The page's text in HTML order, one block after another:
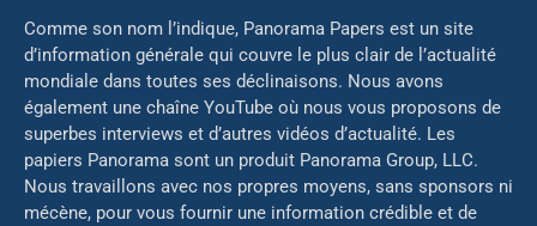
Comme son nom l’indique, Panorama Papers est un site
d’information générale qui couvre le plus clair de l’actualité
mondiale dans toutes ses déclinaisons. Nous avons
également une chaîne YouTube où nous vous proposons de
superbes interviews et d’autres vidéos d’actualité. Les
papiers Panorama sont un produit Panorama Group, LLC.
Nous travaillons avec nos propres moyens, sans sponsors ni
mécène, pour vous fournir une information crédible et de